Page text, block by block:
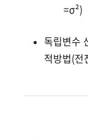
=σ²)
독립변수
적방법(전